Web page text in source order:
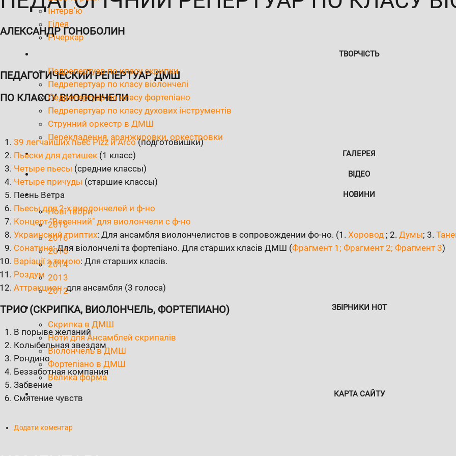
Інтерв'ю
Гілея
Річеркар
ТВОРЧІСТЬ
Педрепертуар по класу скрипки
Педрепертуар по класу віолончелі
Педрепертуар по класу фортепіано
Педрепертуар по класу духових інструментів
Струнний оркестр в ДМШ
Перекладення, аранжировки, оркестровки
ГАЛЕРЕЯ
ВІДЕО
НОВИНИ
Нові твори
2018
2016
2015
2014
2013
2012
ЗБІРНИКИ НОТ
Скрипка в ДМШ
Ноти для Ансамблей скрипалів
Віолончель в ДМШ
Фортепіано в ДМШ
Велика форма
КАРТА САЙТУ
АЛЕКСАНДР ГОНОБОЛИН
ПЕДАГОГИЧЕСКИЙ РЕПЕРТУАР ДМШ
ПО КЛАССУ ВИОЛОНЧЕЛИ
39 легчайших пьес Pizz и Arco(подготовишки)
Пьески для детишек (1 класс)
Четыре пьесы (средние классы)
Четыре причуды (старшие классы)
Песнь Ветра
Пьесы для 2-х виолончелей и ф-но
Концерт "Весенний" для виолончели с ф-но
Украинский триптих: Для ансамбля виолончелистов в сопровождении фо-но. (1. Хоровод ; 2.Думы; 3.
Сонатина: Для віолончелі та фортепіано. Для старших класів ДМШ (Фрагмент 1;Фрагмент 2;Фрагмент 3)
Варіації з темою: Для старших класів.
Роздум
Аттракциондля ансамбля (3 голоса)
ТРИО (СКРИПКА, ВИОЛОНЧЕЛЬ, ФОРТЕПИАНО)
В порыве желаний
Колыбельная звездам
Рондино
Беззаботная компания
Забвение
Смятение чувств
Додати коментар